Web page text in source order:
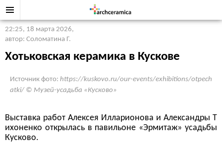
22:25, 18 марта 2026,
автор: Соломатина Г.
Хотьковская керамика в Кускове
Источник фото: https://kuskovo.ru/our-events/exhibitions/otpech
atki/ © Музей-усадьба «Кусково»
Выставка работ Алексея Илларионова и Александры Т
ихоненко открылась в павильоне «Эрмитаж» усадьбы
Кусково.